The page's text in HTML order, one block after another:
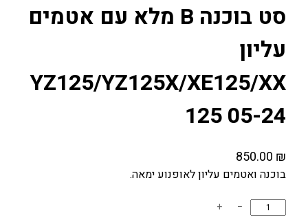
סט בוכנה B מלא עם אטמים
עליון
YZ125/YZ125X/XE125/XX
125 05-24
850.00 ₪
בוכנה ואטמים עליון לאופנוע ימאה.
−
+